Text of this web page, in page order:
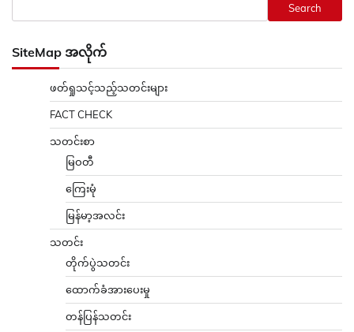
Search
SiteMap အလိုက်
ဖတ်ရှုသင့်သည့်သတင်းများ
FACT CHECK
သတင်းစာ
မြဝတီ
ကြေးမုံ
မြန်မာ့အလင်း
သတင်း
တိုက်ပွဲသတင်း
ထောက်ခံအားပေးမှု
တန်ပြန်သတင်း